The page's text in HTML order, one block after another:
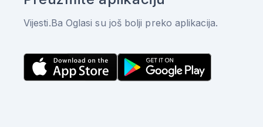
Vijesti.Ba Oglasi su još bolji preko aplikacija.